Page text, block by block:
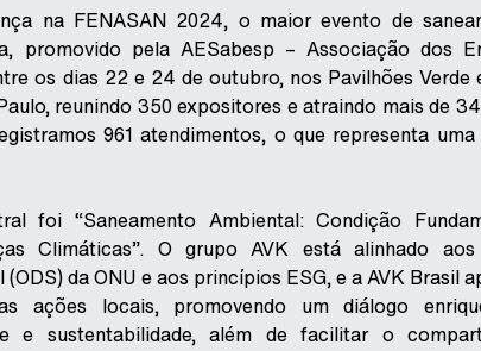
na FENASAN 2024, o maior evento de
promovido pela AESabesp – Associação dos
os dias 22 e 24 de outubro, nos Pavilhões Verde
reunindo 350 expositores e atraindo mais de
961 atendimentos, o que representa
foi “Saneamento Ambiental: Condição
Climáticas”. O grupo AVK está alinhado
da ONU e aos princípios ESG, e a AVK Brasil
ações locais, promovendo um diálogo
e sustentabilidade, além de facilitar o